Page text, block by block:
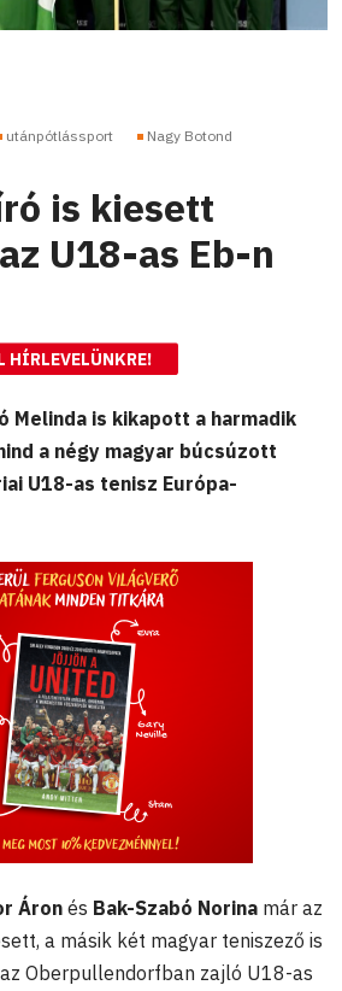
utánpótlássport
Nagy Botond
is kiesett
U18-as Eb-n
HÍRLEVELÜNKRE!
Melinda is kikapott a harmadik
a négy magyar búcsúzott
U18-as tenisz Európa-
Áronés Bak-Szabó Norina már az
a másik két magyar teniszező is
Oberpullendorfban zajló U18-as